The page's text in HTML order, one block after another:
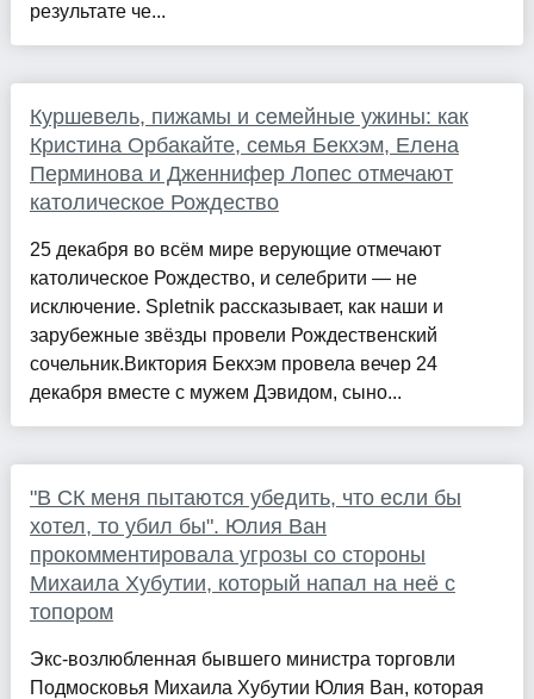
результате че...
Куршевель, пижамы и семейные ужины: как
Кристина Орбакайте, семья Бекхэм, Елена
Перминова и Дженнифер Лопес отмечают
католическое Рождество
25 декабря во всём мире верующие отмечают
католическое Рождество, и селебрити — не
исключение. Spletnik рассказывает, как наши и
зарубежные звёзды провели Рождественский
сочельник.Виктория Бекхэм провела вечер 24
декабря вместе с мужем Дэвидом, сыно...
"В СК меня пытаются убедить, что если бы
хотел, то убил бы". Юлия Ван
прокомментировала угрозы со стороны
Михаила Хубутии, который напал на неё с
топором
Экс-возлюбленная бывшего министра торговли
Подмосковья Михаила Хубутии Юлия Ван, которая